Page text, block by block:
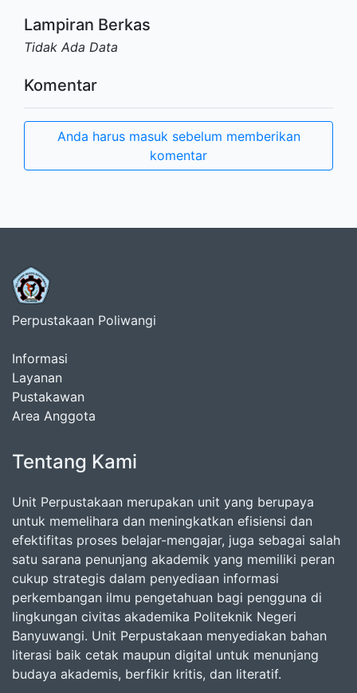
Lampiran Berkas
Tidak Ada Data
Komentar
Anda harus masuk sebelum memberikan
komentar
Perpustakaan Poliwangi
Informasi
Layanan
Pustakawan
Area Anggota
Tentang Kami
Unit Perpustakaan merupakan unit yang berupaya
untuk memelihara dan meningkatkan efisiensi dan
efektifitas proses belajar-mengajar, juga sebagai salah
satu sarana penunjang akademik yang memiliki peran
cukup strategis dalam penyediaan informasi
perkembangan ilmu pengetahuan bagi pengguna di
lingkungan civitas akademika Politeknik Negeri
Banyuwangi. Unit Perpustakaan menyediakan bahan
literasi baik cetak maupun digital untuk menunjang
budaya akademis, berfikir kritis, dan literatif.